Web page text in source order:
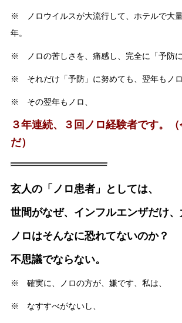
※ ノロウイルスが大流行して、ホテルで大
年。
※ ノロの苦しさを、痛感し、完全に「予防に
※ それだけ「予防」に努めても、翌年もノロ
※ その翌年もノロ、
３年連続、３回ノロ経験者です。（
だ）
玄人の「ノロ患者」としては、
世間がなぜ、インフルエンザだけ、
ノロはそんなに恐れてないのか？
不思議でならない。
※ 確実に、ノロの方が、嫌です、私は、
※ なすすべがないし、